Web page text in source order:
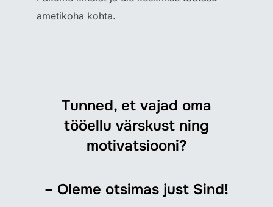
ametikoha kohta.
Tunned, et vajad oma
tööellu värskust ning
motivatsiooni?
– Oleme otsimas just Sind!